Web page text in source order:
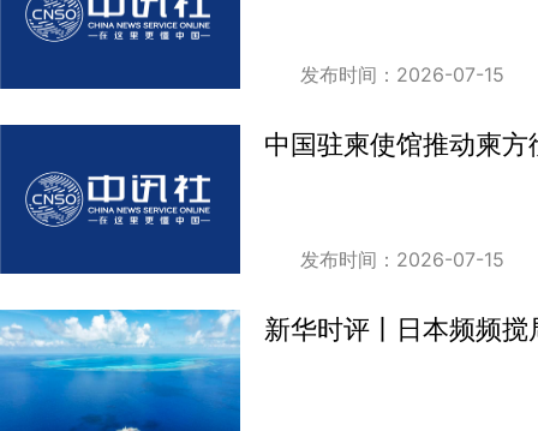
发布时间：2026-07-15
中国驻柬使馆推动柬
发布时间：2026-07-15
新华时评丨日本频频